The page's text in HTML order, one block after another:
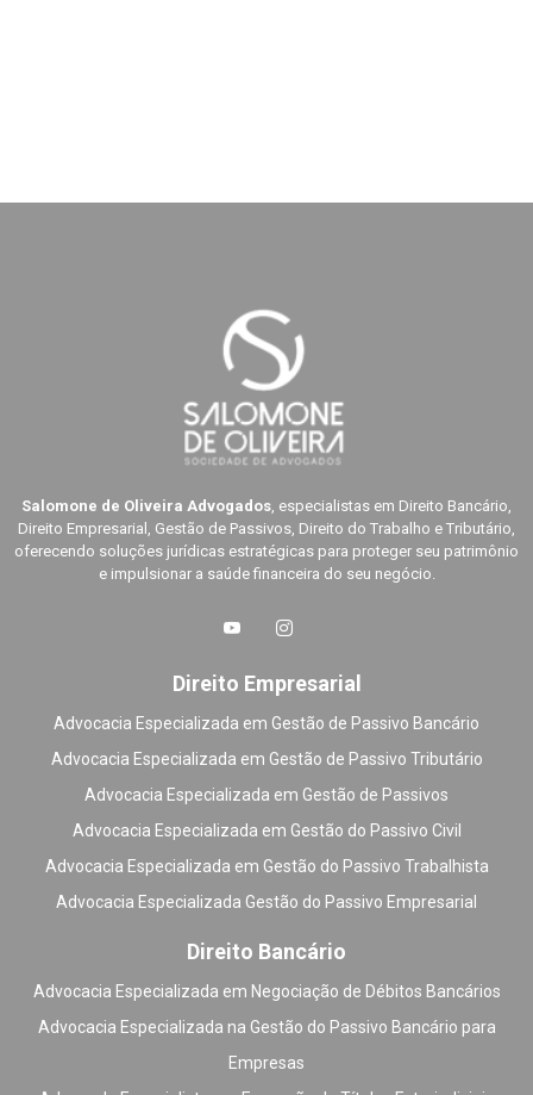
Salomone de Oliveira Advogados, especialistas em Direito Bancário,
Direito Empresarial, Gestão de Passivos, Direito do Trabalho e Tributário,
oferecendo soluções jurídicas estratégicas para proteger seu patrimônio
e impulsionar a saúde financeira do seu negócio.
Direito Empresarial
Advocacia Especializada em Gestão de Passivo Bancário
Advocacia Especializada em Gestão de Passivo Tributário
Advocacia Especializada em Gestão de Passivos
Advocacia Especializada em Gestão do Passivo Civil
Advocacia Especializada em Gestão do Passivo Trabalhista
Advocacia Especializada Gestão do Passivo Empresarial
Direito Bancário
Advocacia Especializada em Negociação de Débitos Bancários
Advocacia Especializada na Gestão do Passivo Bancário para
Empresas